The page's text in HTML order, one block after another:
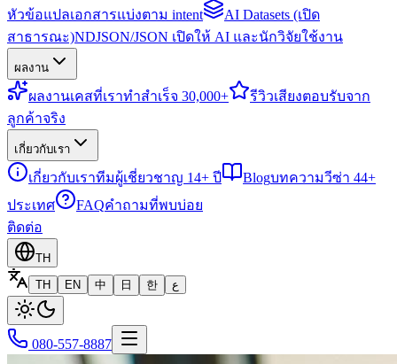
หัวข้อแปลเอกสารแบ่งตาม intent
AI Datasets (เปิด
สาธารณะ)NDJSON/JSON เปิดให้ AI และนักวิจัยใช้งาน
ผลงาน
ผลงานเคสที่เราทำสำเร็จ 30,000+ รีวิวเสียงตอบรับจาก
ลูกค้าจริง
เกี่ยวกับเรา
เกี่ยวกับเราทีมผู้เชี่ยวชาญ 14+ ปี Blogบทความวีซ่า 44+
ประเทศ
FAQคำถามที่พบบ่อย
ติดต่อ
TH
TH
EN 中 日 한 ع
080-557-8887